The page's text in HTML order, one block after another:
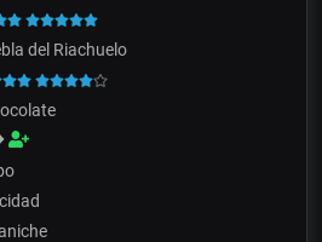
del Riachuelo